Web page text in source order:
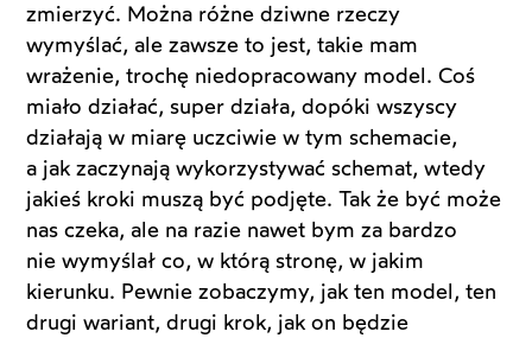
zmierzyć. Można różne dziwne rzeczy
wymyślać, ale zawsze to jest, takie mam
wrażenie, trochę niedopracowany model. Coś
miało działać, super działa, dopóki wszyscy
działają w miarę uczciwie w tym schemacie,
a jak zaczynają wykorzystywać schemat, wtedy
jakieś kroki muszą być podjęte. Tak że być może
nas czeka, ale na razie nawet bym za bardzo
nie wymyślał co, w którą stronę, w jakim
kierunku. Pewnie zobaczymy, jak ten model, ten
drugi wariant, drugi krok, jak on będzie